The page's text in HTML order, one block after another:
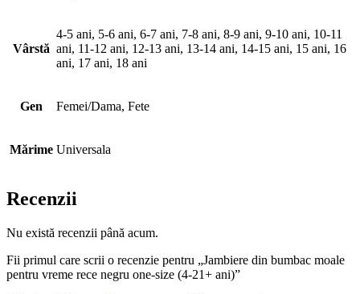
Confort superior datorită materialului moale din bumbac.
Flexibilitate și adaptabilitate datorită elasticității oferite de poliester.
Versatilitate în purtare, fiind disponibile în culori neutre și vibrante,
Vârstă
4-5 ani, 5-6 ani, 6-7 ani, 7-8 ani, 8-9 ani, 9-10 ani, 10-11
ani, 11-12 ani, 12-13 ani, 13-14 ani, 14-15 ani, 15 ani, 16
ani, 17 ani, 18 ani
Gen Femei/Dama, Fete
Mărime Universala
Recenzii
Nu există recenzii până acum.
Fii primul care scrii o recenzie pentru „Jambiere din bumbac moale
pentru vreme rece negru one-size (4-21+ ani)”